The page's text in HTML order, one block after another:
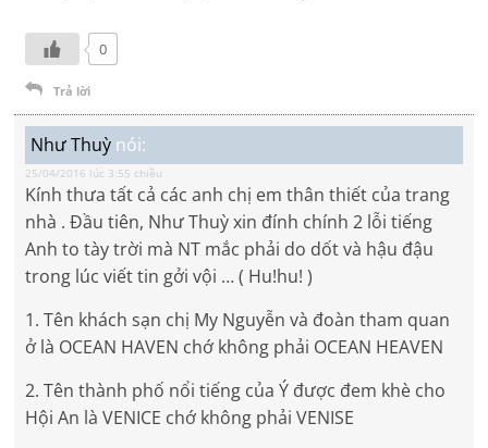
0
Trả lời
Như Thuỳ nói:
25/04/2016 lúc 3:55 chiều
Kính thưa tất cả các anh chị em thân thiết của trang
nhà . Đầu tiên, Như Thuỳ xin đính chính 2 lỗi tiếng
Anh to tày trời mà NT mắc phải do dốt và hậu đậu
trong lúc viết tin gởi vội … ( Hu!hu! )
1. Tên khách sạn chị My Nguyễn và đoàn tham quan
ở là OCEAN HAVEN chớ không phải OCEAN HEAVEN
2. Tên thành phố nổi tiếng của Ý được đem khè cho
Hội An là VENICE chớ không phải VENISE